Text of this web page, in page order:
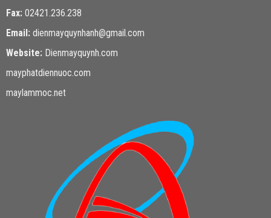
Fax: 02421.236.238
Email: dienmayquynhanh@gmail.com
Website: Dienmayquynh.com
mayphatdiennuoc.com
maylammoc.net